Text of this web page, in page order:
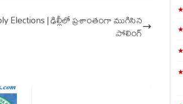
Elections | ఢిల్లీలో ప్ర‌శాంతంగా ముగిసిన
పోలింగ్